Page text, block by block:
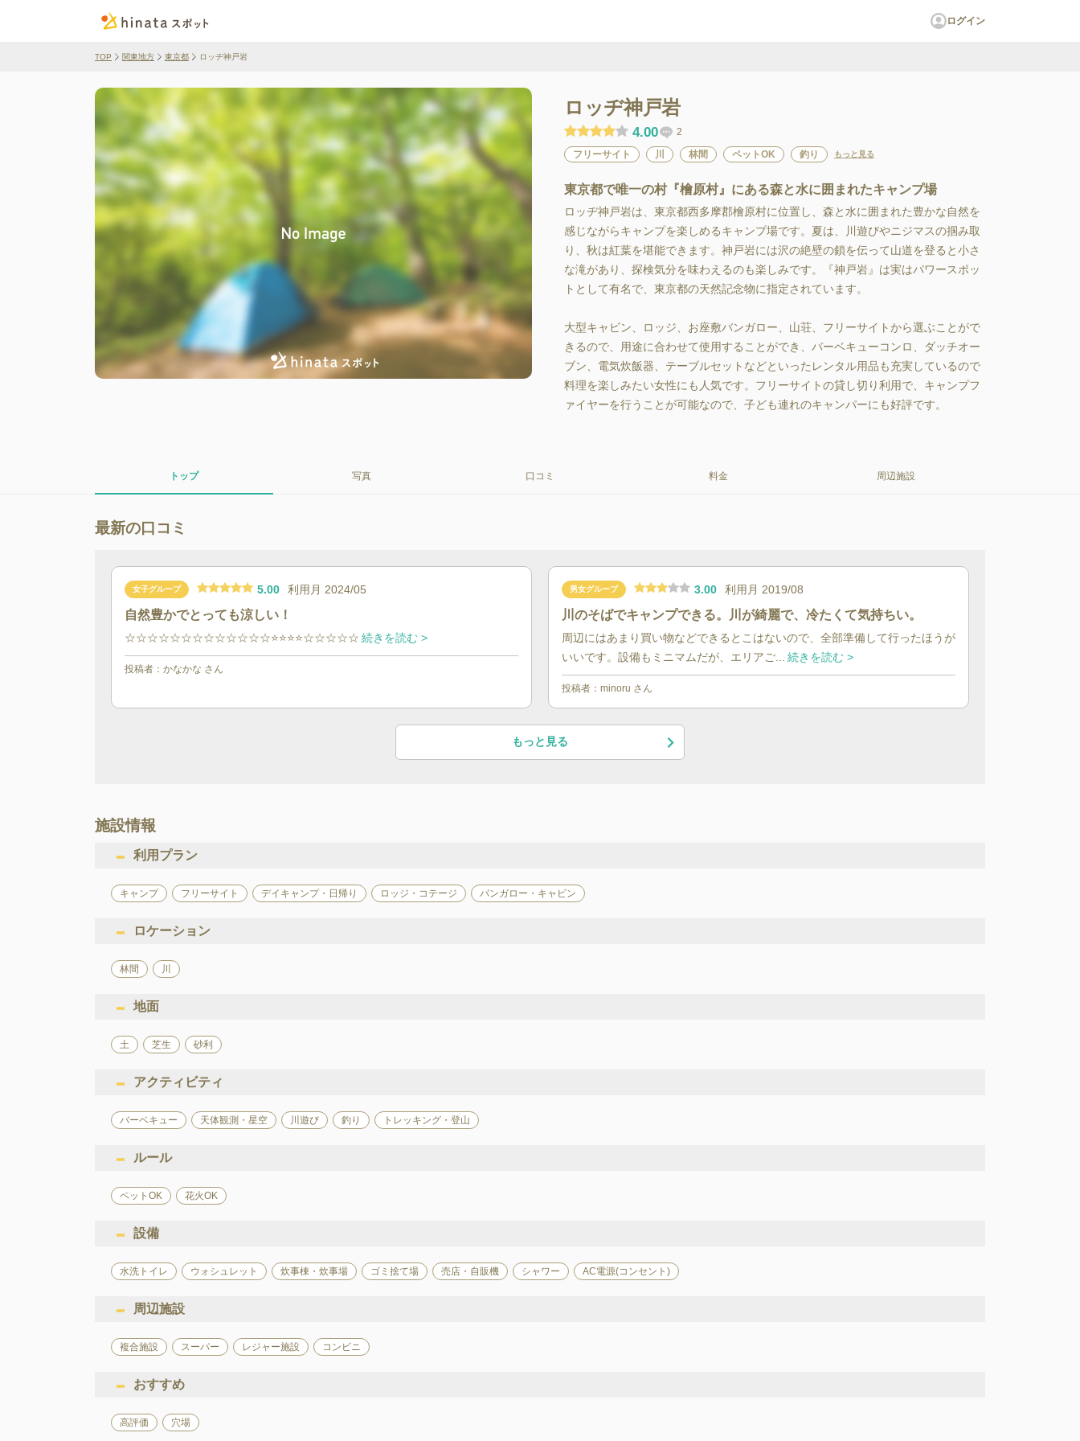
ログイン
TOP 関東地方 東京都 ロッヂ神戸岩
ロッヂ神戸岩
4.00
2
フリーサイト
川 林間 ペットOK 釣り もっと見る
東京都で唯一の村『檜原村』にある森と水に囲まれたキャンプ場
ロッヂ神戸岩は、東京都西多摩郡檜原村に位置し、森と水に囲まれた豊かな自然を
感じながらキャンプを楽しめるキャンプ場です。夏は、川遊びやニジマスの掴み取
り、秋は紅葉を堪能できます。神戸岩には沢の絶壁の鎖を伝って山道を登ると小さ
な滝があり、探検気分を味わえるのも楽しみです。『神戸岩』は実はパワースポッ
トとして有名で、東京都の天然記念物に指定されています。
大型キャビン、ロッジ、お座敷バンガロー、山荘、フリーサイトから選ぶことがで
きるので、用途に合わせて使用することができ、バーベキューコンロ、ダッチオー
ブン、電気炊飯器、テーブルセットなどといったレンタル用品も充実しているので
料理を楽しみたい女性にも人気です。フリーサイトの貸し切り利用で、キャンプフ
ァイヤーを行うことが可能なので、子ども連れのキャンパーにも好評です。
トップ 写真 口コミ 料金 周辺施設
最新の口コミ
女子グループ 5.00 利用月 2024/05
自然豊かでとっても涼しい！
☆☆☆☆☆☆☆☆☆☆☆☆☆⭐️⭐️⭐️⭐️☆☆☆☆☆ 続きを読む >
投稿者： かなかな さん
男女グループ 3.00 利用月 2019/08
川のそばでキャンプできる。川が綺麗で、冷たくて気持ちい。
周辺にはあまり買い物などできるとこはないので、全部準備して行ったほうが
いいです。設備もミニマムだが、エリアご...
続きを読む >
投稿者： minoru さん
もっと見る
施設情報
利用プラン
キャンプ フリーサイト デイキャンプ・日帰り ロッジ・コテージ バンガロー・キャビン
ロケーション
林間 川
地面
土 芝生 砂利
アクティビティ
バーベキュー 天体観測・星空 川遊び 釣り トレッキング・登山
ルール
ペットOK 花火OK
設備
水洗トイレ ウォシュレット 炊事棟・炊事場 ゴミ捨て場 売店・自販機 シャワー AC電源(コンセント)
周辺施設
複合施設 スーパー レジャー施設 コンビニ
おすすめ
高評価 穴場